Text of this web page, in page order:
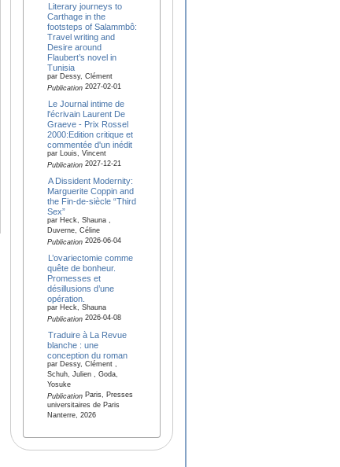
Literary journeys to
Carthage in the
footsteps of Salammbô:
Travel writing and
Desire around
Flaubert’s novel in
Tunisia
par Dessy, Clément
Publication2027-02-01
Le Journal intime de
l'écrivain Laurent De
Graeve - Prix Rossel
2000:Edition critique et
commentée d'un inédit
par Louis, Vincent
Publication2027-12-21
A Dissident Modernity:
Marguerite Coppin and
the Fin-de-siècle “Third
Sex”
par Heck, Shauna ,
Duverne, Céline
Publication2026-06-04
L’ovariectomie comme
quête de bonheur.
Promesses et
désillusions d’une
opération.
par Heck, Shauna
Publication2026-04-08
Traduire à La Revue
blanche : une
conception du roman
par Dessy, Clément ,
Schuh, Julien , Goda,
Yosuke
PublicationParis, Presses
universitaires de Paris
Nanterre, 2026